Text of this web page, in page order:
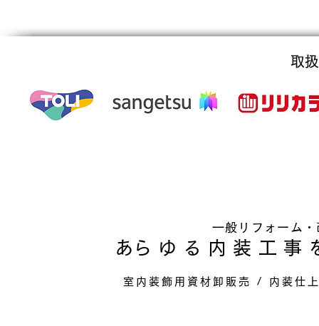
取
一般リフォーム
あらゆる内装工
室内装飾用資材卸販売 / 内装仕